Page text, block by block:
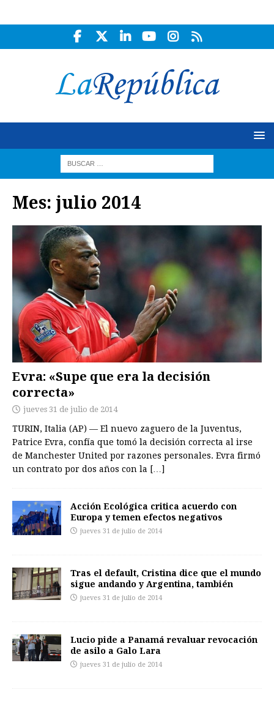
Mes: julio 2014
Evra: «Supe que era la decisión
correcta»
jueves 31 de julio de 2014
TURIN, Italia (AP) — El nuevo zaguero de la Juventus,
Patrice Evra, confía que tomó la decisión correcta al irse
de Manchester United por razones personales. Evra firmó
un contrato por dos años con la […]
Acción Ecológica critica acuerdo con
Europa y temen efectos negativos
jueves 31 de julio de 2014
Tras el default, Cristina dice que el mundo
sigue andando y Argentina, también
jueves 31 de julio de 2014
Lucio pide a Panamá revaluar revocación
de asilo a Galo Lara
jueves 31 de julio de 2014